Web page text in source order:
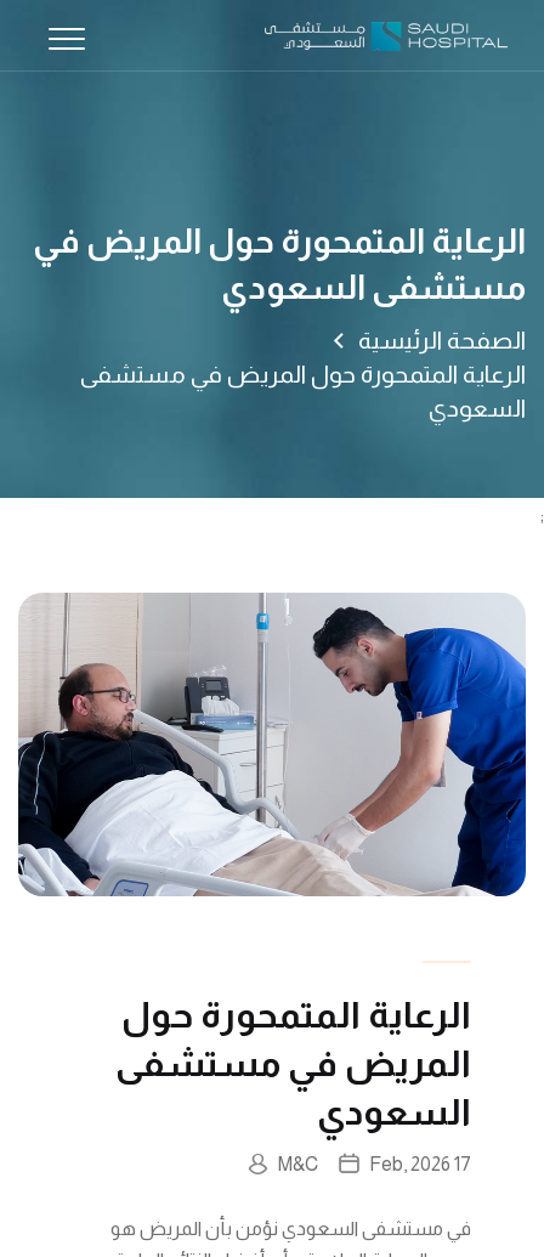
الرعاية المتمحورة حول المريض في
مستشفى السعودي
الصفحة الرئيسية
الرعاية المتمحورة حول المريض في مستشفى
السعودي
;
الرعاية المتمحورة حول
المريض في مستشفى
السعودي
17 Feb, 2026
M&C
في مستشفى السعودي نؤمن بأن المريض هو